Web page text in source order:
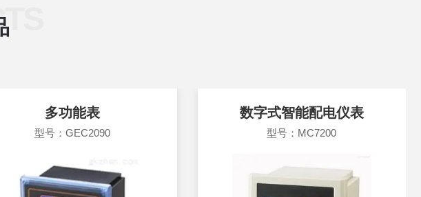
多功能表
型号：GEC2090
数字式智能配电仪表
型号：MC7200